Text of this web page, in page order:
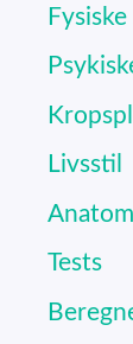
Livsstil
Tests